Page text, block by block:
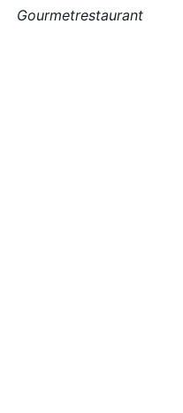
Gourmetrestaurant